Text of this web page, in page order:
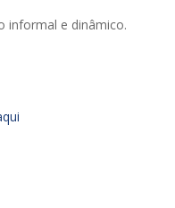
informal e dinâmico.